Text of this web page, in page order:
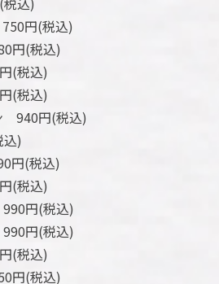
円(税込)
円(税込)
(税込)
(税込)
940円(税込)
)
円(税込)
(税込)
円(税込)
円(税込)
(税込)
円(税込)